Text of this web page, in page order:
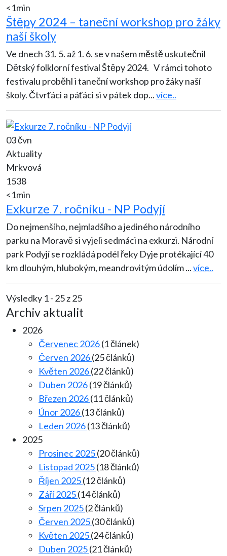
<1min
Štěpy 2024 – taneční workshop pro žáky
naší školy
Ve dnech 31. 5. až 1. 6. se v našem městě uskutečnil
Dětský folklorní festival Štěpy 2024. V rámci tohoto
festivalu proběhl i taneční workshop pro žáky naší
školy. Čtvrťáci a páťáci si v pátek dop...více..
03 čvn
Aktuality
Mrkvová
1538
<1min
Exkurze 7. ročníku - NP Podyjí
Do nejmenšího, nejmladšího a jediného národního
parku na Moravě si vyjeli sedmáci na exkurzi. Národní
park Podyjí se rozkládá podél řeky Dyje protékající 40
km dlouhým, hlubokým, meandrovitým údolím...více..
Výsledky 1 - 25 z 25
Archiv aktualit
2026
Červenec 2026(1 článek)
Červen 2026(25 článků)
Květen 2026(22 článků)
Duben 2026(19 článků)
Březen 2026(11 článků)
Únor 2026(13 článků)
Leden 2026(13 článků)
2025
Prosinec 2025(20 článků)
Listopad 2025(18 článků)
Říjen 2025(12 článků)
Září 2025(14 článků)
Srpen 2025(2 článků)
Červen 2025(30 článků)
Květen 2025(24 článků)
Duben 2025(21 článků)